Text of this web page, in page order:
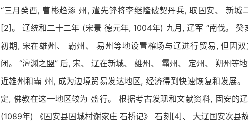
“三月癸酉, 曹彬趋涿 州, 遣先锋将李继隆破契丹兵, 取固安、 新城
[2]。 辽统和二十二年 (宋景 德元年, 1004年) 九月, 辽军 “南伐。 癸
初期, 宋在雄州、 霸州、 易州等地设置榷场与辽进行贸易, 但因
闭。 “澶渊之盟” 后, 宋、 辽在新城、 雄州、 霸州、 定州、 朔州等
近雄州和霸 州, 成为边境贸易发达地区, 经济得到快速恢复和发展
定, 佛教在这一地区较为 盛行。 根据考古发现和文献资料, 固安的
(1089年) 《固安县固城村谢家庄 石桥记》 石刻[4]、 大辽国安次县